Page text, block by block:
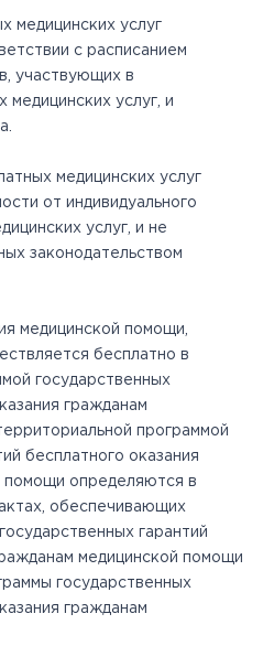
медицинских услуг
с расписанием
участвующих в
медицинских услуг, и
медицинских услуг
от индивидуального
услуг, и не
законодательством
медицинской помощи,
бесплатно в
государственных
гражданам
программой
бесплатного оказания
помощи определяются в
обеспечивающих
гарантий
медицинской помощи
государственных
гражданам